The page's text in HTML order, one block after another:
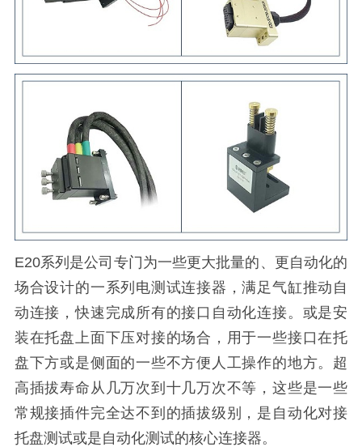
E20系列是公司专门为一些更大批量的、更自动化的
场合设计的一系列电测试连接器，满足气缸推动自
动连接，快速完成所有的接口自动化连接。或是安
装在托盘上面下压对接的场合，用于一些接口在托
盘下方或是侧面的一些不方便人工操作的地方。超
高插拔寿命从几万次到十几万次不等，这些是一些
常规接插件完全达不到的插拔级别，是自动化对接
托盘测试或是自动化测试的核心连接器。